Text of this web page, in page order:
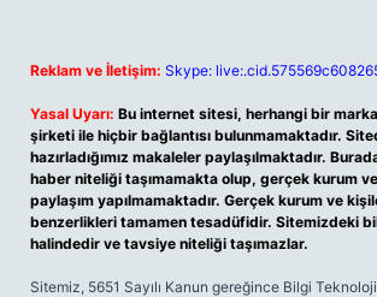
Reklam ve İletişim: Skype:
Yasal Uyarı: Bu internet sitesi, herhangi bir
şirketi ile hiçbir bağlantısı bulunmamaktadır.
hazırladığımız makaleler paylaşılmaktadır.
haber niteliği taşımamakta olup, gerçek kurum
paylaşım yapılmamaktadır. Gerçek kurum ve
benzerlikleri tamamen tesadüfidir. Sitemizdeki
halindedir ve tavsiye niteliği taşımazlar.
Sitemiz, 5651 Sayılı Kanun gereğince Bilgi